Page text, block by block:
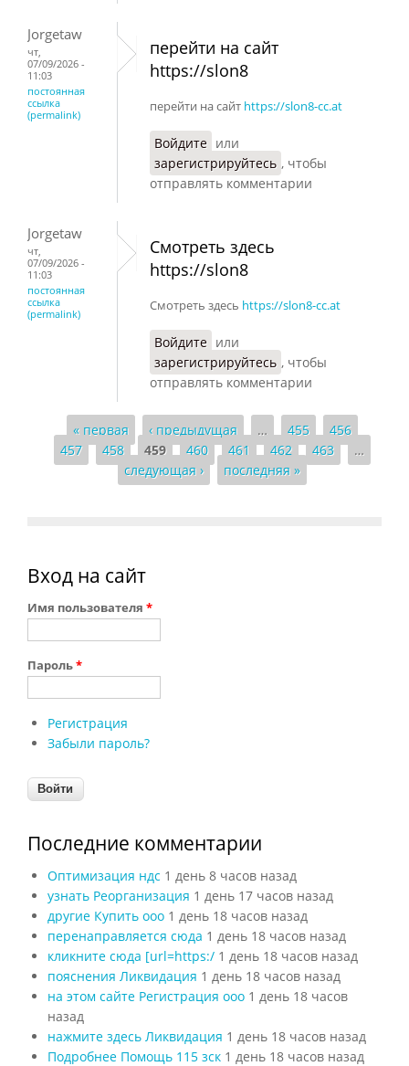
Jorgetaw
чт,
07/09/2026 -
11:03
постоянная
ссылка
(permalink)
перейти на сайт
https://slon8
перейти на сайт https://slon8-cc.at
Войдите или
зарегистрируйтесь , чтобы
отправлять комментарии
Jorgetaw
чт,
07/09/2026 -
11:03
постоянная
ссылка
(permalink)
Смотреть здесь
https://slon8
Смотреть здесь https://slon8-cc.at
Войдите или
зарегистрируйтесь , чтобы
отправлять комментарии
Страницы
« первая ‹ предыдущая … 455
456
457
458 459 460 461 462 463
…
следующая ›
последняя »
Вход на сайт
Имя пользователя *
Пароль*
Регистрация
Забыли пароль?
Последние комментарии
Оптимизация ндс 1 день 8 часов назад
узнать Реорганизация 1 день 17 часов назад
другие Купить ооо 1 день 18 часов назад
перенаправляется сюда 1 день 18 часов назад
кликните сюда [url=https:/ 1 день 18 часов назад
пояснения Ликвидация 1 день 18 часов назад
на этом сайте Регистрация ооо 1 день 18 часов
назад
нажмите здесь Ликвидация 1 день 18 часов назад
Подробнее Помощь 115 зск 1 день 18 часов назад